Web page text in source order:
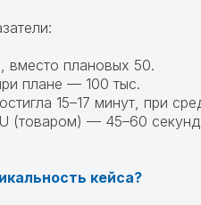
вместо плановых 50.
плане — 100 тыс.
15–17 минут, при
(товаром) — 45–60
кейса?